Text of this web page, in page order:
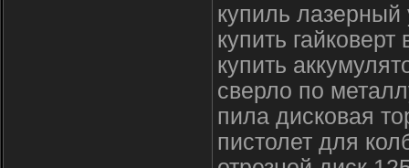
купиль
купить гайковерт
купить
сверло по
пила дисковая
пистолет для